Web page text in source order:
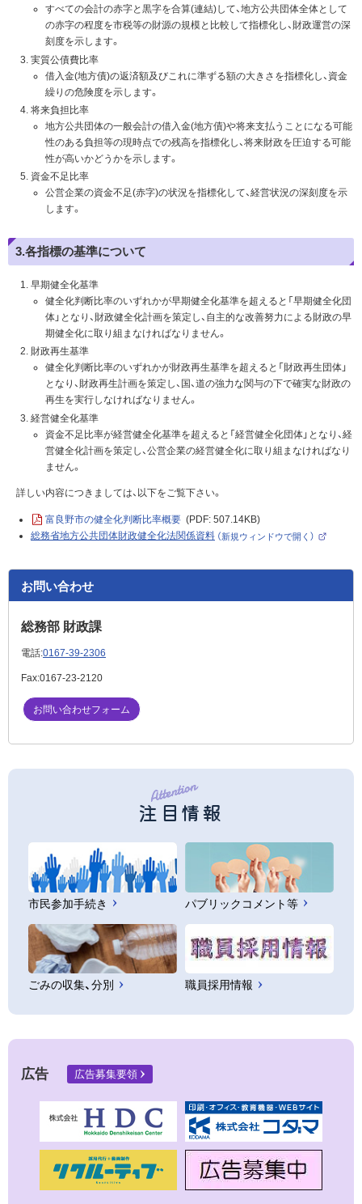
すべての会計の赤字と黒字を合算(連結)して、地方公共団体全体として
の赤字の程度を市税等の財源の規模と比較して指標化し、財政運営の深
刻度を示します。
実質公債費比率
借入金(地方債)の返済額及びこれに準ずる額の大きさを指標化し、資金
繰りの危険度を示します。
将来負担比率
地方公共団体の一般会計の借入金(地方債)や将来支払うことになる可能
性のある負担等の現時点での残高を指標化し、将来財政を圧迫する可能
性が高いかどうかを示します。
資金不足比率
公営企業の資金不足(赤字)の状況を指標化して、経営状況の深刻度を示
します。
3.各指標の基準について
早期健全化基準
健全化判断比率のいずれかが早期健全化基準を超えると「早期健全化団
体」となり、財政健全化計画を策定し、自主的な改善努力による財政の早
期健全化に取り組まなければなりません。
財政再生基準
健全化判断比率のいずれかが財政再生基準を超えると「財政再生団体」
となり、財政再生計画を策定し、国、道の強力な関与の下で確実な財政の
再生を実行しなければなりません。
経営健全化基準
資金不足比率が経営健全化基準を超えると「経営健全化団体」となり、経
営健全化計画を策定し、公営企業の経営健全化に取り組まなければなり
ません。
詳しい内容につきましては、以下をご覧下さい。
富良野市の健全化判断比率概要 (PDF: 507.14KB)
総務省地方公共団体財政健全化法関係資料 （新規ウィンドウで開く）
）
お問い合わせ
総務部 財政課
電話:0167-39-2306
Fax:0167-23-2120
お問い合わせフォーム
注目情報
市民参加手続き パブリックコメント等
ごみの収集、分別 職員採用情報
広告 広告募集要領